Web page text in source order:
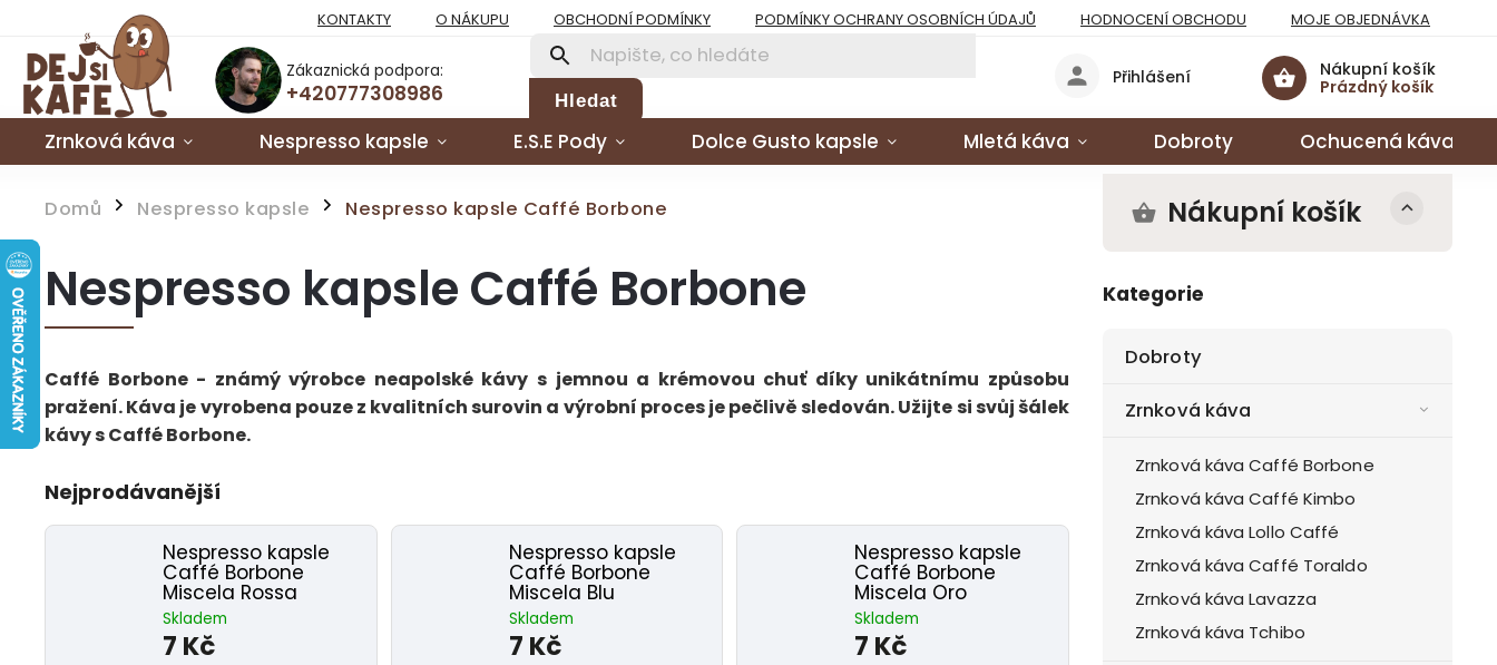
KONTAKTY O NÁKUPU OBCHODNÍ PODMÍNKY PODMÍNKY OCHRANY OSOBNÍCH ÚDAJŮ HODNOCENÍ OBCHODU MOJE OBJEDNÁVKA
Zákaznická podpora:
+420777308986 Hledat
Nákupní košík
Prázdný košík
Přihlášení
Zrnková káva Nespresso kapsle E.S.E Pody Dolce Gusto kapsle Mletá káva Dobroty Ochucená káva
Domů / Nespresso kapsle / Nespresso kapsle Caffé Borbone Nákupní košík
Kategorie
Dobroty
Zrnková káva
Zrnková káva Caffé Borbone
Zrnková káva Caffé Kimbo
Zrnková káva Lollo Caffé
Zrnková káva Caffé Toraldo
Zrnková káva Lavazza
Zrnková káva Tchibo
Nespresso kapsle Caffé Borbone
Caffé Borbone - známý výrobce neapolské kávy s jemnou a krémovou chuť díky unikátnímu způsobu
pražení. Káva je vyrobena pouze z kvalitních surovin a výrobní proces je pečlivě sledován. Užijte si svůj šálek
kávy s Caffé Borbone.
Nejprodávanější
Nespresso kapsle
Caffé Borbone
Miscela Rossa
Skladem
7 Kč
Nespresso kapsle
Caffé Borbone
Miscela Blu
Skladem
7 Kč
Nespresso kapsle
Caffé Borbone
Miscela Oro
Skladem
7 Kč